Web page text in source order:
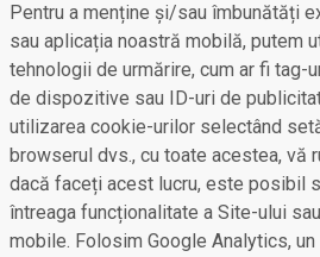
Pentru a menține și/sau îmbunătăți
sau aplicația noastră mobilă, putem
tehnologii de urmărire, cum ar fi tag-
de dispozitive sau ID-uri de
utilizarea cookie-urilor selectând
browserul dvs., cu toate acestea, vă
dacă faceți acest lucru, este posibil
întreaga funcționalitate a Site-ului
mobile. Folosim Google Analytics,